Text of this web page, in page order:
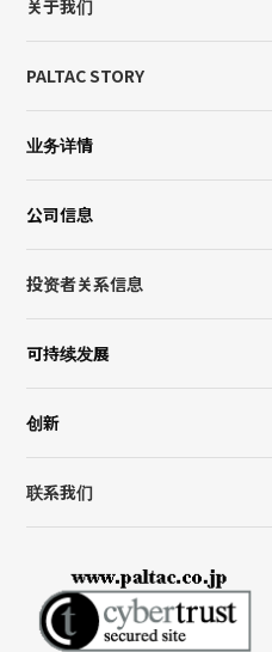
关于我们
PALTAC STORY
业务详情
公司信息
投资者关系信息
可持续发展
创新
联系我们